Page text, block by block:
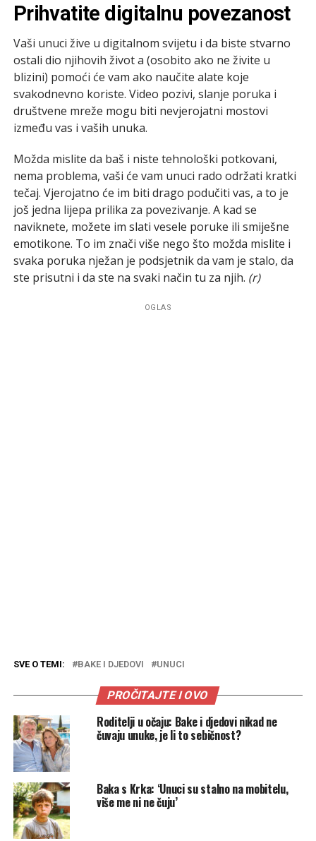
Prihvatite digitalnu povezanost
Vaši unuci žive u digitalnom svijetu i da biste stvarno
ostali dio njihovih život a (osobito ako ne živite u
blizini) pomoći će vam ako naučite alate koje
svakodnevno koriste. Video pozivi, slanje poruka i
društvene mreže mogu biti nevjerojatni mostovi
između vas i vaših unuka.
Možda mislite da baš i niste tehnološki potkovani,
nema problema, vaši će vam unuci rado održati kratki
tečaj. Vjerojatno će im biti drago podučiti vas, a to je
još jedna lijepa prilika za povezivanje. A kad se
naviknete, možete im slati vesele poruke ili smiješne
emotikone. To im znači više nego što možda mislite i
svaka poruka nježan je podsjetnik da vam je stalo, da
ste prisutni i da ste na svaki način tu za njih. (r)
OGLAS
SVE O TEMI: BAKE I DJEDOVI UNUCI
PROČITAJTE I OVO
Roditelji u očaju: Bake i djedovi nikad ne
čuvaju unuke, je li to sebičnost?
Baka s Krka: ‘Unuci su stalno na mobitelu,
više me ni ne čuju’